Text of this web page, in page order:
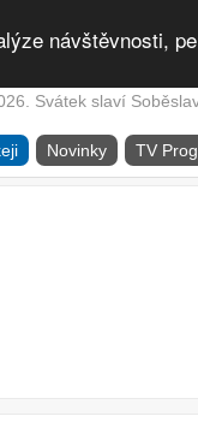
návštěvnosti,
Svátek slaví
Novinky TV